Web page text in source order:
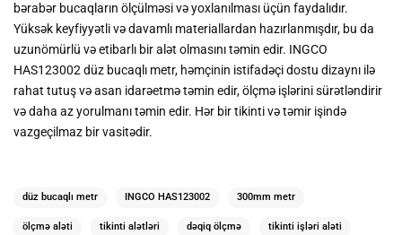
bərabər bucaqların ölçülməsi və yoxlanılması üçün faydalıdır.
Yüksək keyfiyyətli və davamlı materiallardan hazırlanmışdır, bu da
uzunömürlü və etibarlı bir alət olmasını təmin edir. INGCO
HAS123002 düz bucaqlı metr, həmçinin istifadəçi dostu dizaynı ilə
rahat tutuş və asan idarəetmə təmin edir, ölçmə işlərini sürətləndirir
və daha az yorulmanı təmin edir. Hər bir tikinti və təmir işində
vazgeçilmaz bir vasitədir.
düz bucaqlı metr INGCO HAS123002 300mm metr
ölçmə aləti tikinti alətləri dəqiq ölçmə tikinti işləri aləti